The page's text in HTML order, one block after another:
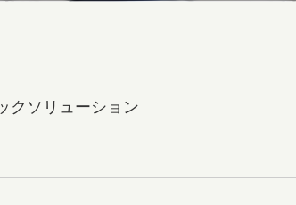
クソリューション